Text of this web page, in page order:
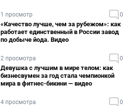
1 просмотр 0
«Качество лучше, чем за рубежом»: как
работает единственный в России завод
по добыче йода. Видео
2 просмотра 0
Девушка с лучшим в мире телом: как
бизнесвумен за год стала чемпионкой
мира в фитнес-бикини — видео
4 просмотра 0